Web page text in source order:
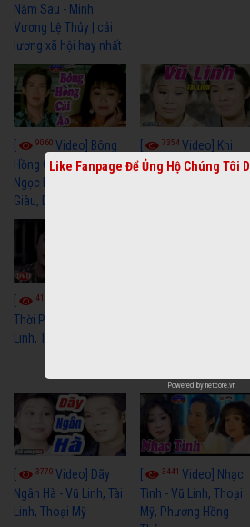
Năm Sau - Minh
Vương Lệ Thủy | cải
lương xã hội hay nhất
9060 Video] Bông
Hồng Cài Áo - Vũ Linh,
Ngọc Huyền, Ngọc
Giàu, Diệp Lang
7354Video] Khi
Hoa Trà Nở - Vũ Linh,
4110
Thời Phóng Đãng - Vũ
Linh, Tài Linh, Chí Linh
3770 Video] Dãy
Ngân Hà - Vũ Linh, Tài
Linh, Thoại Mỹ
3441Video] Nhạc
Tình - Vũ Linh, Thoại
Mỹ, Phương Hồng
Like Fanpage Để Ủng Hộ Chúng Tôi
Powered by netcore.vn